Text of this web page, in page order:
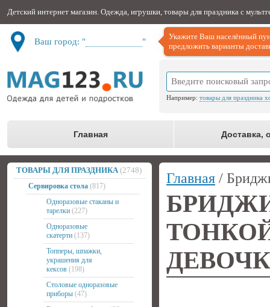
Детский интернет магазин. Одежда, игрушки, товары для праздника с
Ваш город: " "
Укажите Ваш населённый
предложить варианты
Например: товары для праздника
Главная Доставка,
ТОВАРЫ ДЛЯ ПРАЗДНИКА (2748)
Сервировка стола (817)
Одноразовые стаканы и
тарелки (227)
Одноразовые
скатерти (137)
Топперы, шпажки,
украшения для
кексов (198)
Столовые одноразовые
приборы (47)
Главная /